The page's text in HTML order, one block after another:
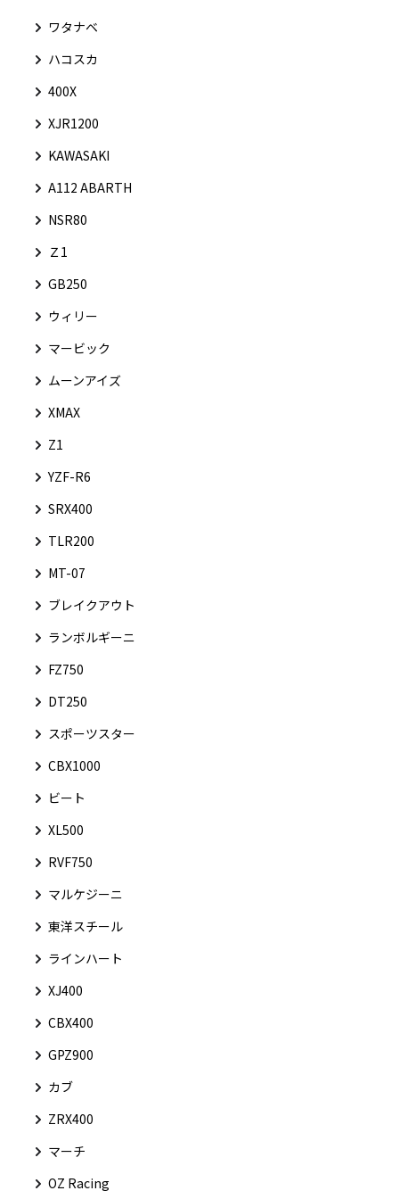
ワタナベ
ハコスカ
400X
XJR1200
KAWASAKI
A112 ABARTH
NSR80
Ｚ1
GB250
ウィリー
マービック
ムーンアイズ
XMAX
Z1
YZF-R6
SRX400
TLR200
MT-07
ブレイクアウト
ランボルギーニ
FZ750
DT250
スポーツスター
CBX1000
ビート
XL500
RVF750
マルケジーニ
東洋スチール
ラインハート
XJ400
CBX400
GPZ900
カブ
ZRX400
マーチ
OZ Racing